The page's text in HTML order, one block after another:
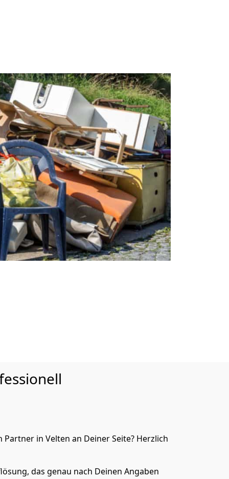
in Velten an Deiner Seite? Herzlich
das genau nach Deinen Angaben